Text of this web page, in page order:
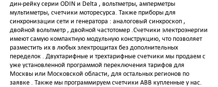
дин-рейку серии ODIN и Delta , вольтметры, амперметры
мультиметры, счетчики моторесурса. Также приборы для
синхронизации сети и генератора : аналоговый синхроскоп ,
двойной вольтметр , двойной частотомер .Счетчики электроэнергии
имеют самую компактную модульную конструкцию, что позволяет
разместить их в любых электрощитах без дополнительных
переделок . Двухтарифные и трехтарифные счетчики мы продаем с
уже установленной программой переключения тарифов для
Москвы или Московской области, для остальных регионов по
заявке . Также мы программируем счетчики ABB купленные у нас.